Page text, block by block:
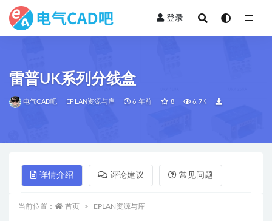
登录
雷普UK系列分线盒
电气CAD吧 EPLAN资源与库 6 年前 8 6.7K
详情介绍 评论建议 常见问题
当前位置： 首页 EPLAN资源与库